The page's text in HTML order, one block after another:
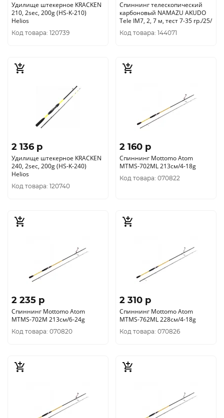
Удилище штекерное KRACKEN
210, 2sec, 200g (HS-K-210)
Helios
Код товара: 120739
Спиннинг телескопический
карбоновый NAMAZU AKUDO
Tele IM7, 2, 7 м, тест 7-35 гр./25/
Код товара: 144071
2 136 p
Удилище штекерное KRACKEN
240, 2sec, 200g (HS-K-240)
Helios
Код товара: 120740
2 160 p
Спиннинг Mottomo Atom
MTMS-702ML 213см/4-18g
Код товара: 070822
2 235 p
Спиннинг Mottomo Atom
MTMS-702M 213см/6-24g
Код товара: 070820
2 310 p
Спиннинг Mottomo Atom
MTMS-762ML 228см/4-18g
Код товара: 070826